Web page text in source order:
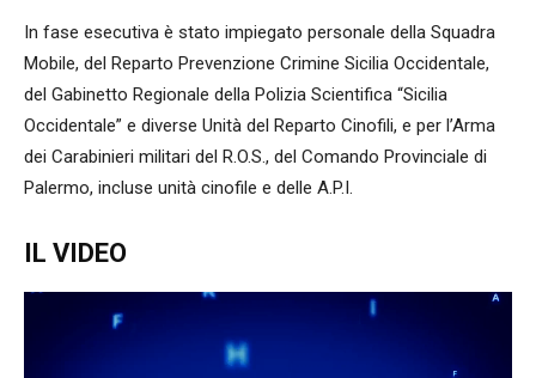
In fase esecutiva è stato impiegato personale della Squadra
Mobile, del Reparto Prevenzione Crimine Sicilia Occidentale,
del Gabinetto Regionale della Polizia Scientifica “Sicilia
Occidentale” e diverse Unità del Reparto Cinofili, e per l’Arma
dei Carabinieri militari del R.O.S., del Comando Provinciale di
Palermo, incluse unità cinofile e delle A.P.I.
IL VIDEO